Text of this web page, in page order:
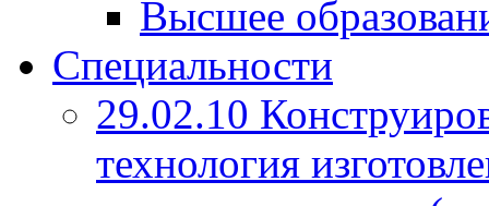
Высшее
Специальности
29.02.10
технология